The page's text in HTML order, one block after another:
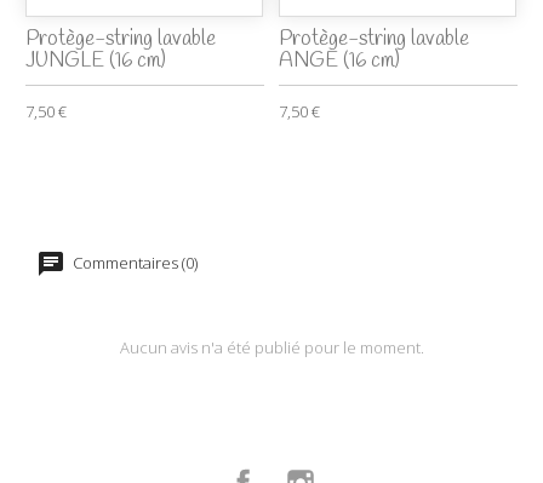
Protège-string lavable
JUNGLE (16 cm)
7,50 €
Protège-string lavable
ANGE (16 cm)
7,50 €
Commentaires (0)
Aucun avis n'a été publié pour le moment.
Facebook